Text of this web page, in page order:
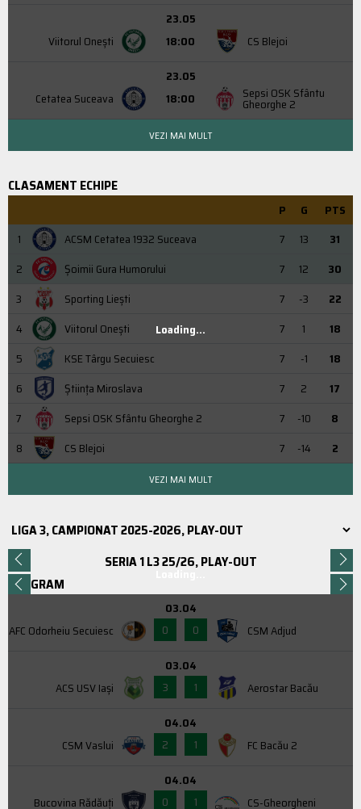
Viitorul Onești
23.05
18:00
CS Blejoi
Cetatea Suceava
23.05
18:00
Sepsi OSK Sfântu
Gheorghe 2
VEZI MAI MULT
CLASAMENT ECHIPE
P G
PTS
1
ACSM Cetatea 1932 Suceava 7 13
31
2
Şoimii Gura Humorului 7 12
30
3
Sporting Liești 7 -3
22
4
Viitorul Onești 7 1
18
5
KSE Târgu Secuiesc 7 -1
18
6
Știința Miroslava 7 2
17
7
Sepsi OSK Sfântu Gheorghe 2 7 -10
8
8
CS Blejoi 7 -14 2
Loading...
VEZI MAI MULT
SERIA 1 L3 25/26, PLAY-OUT
PROGRAM
AFC Odorheiu Secuiesc
03.04
0
0 CSM Adjud
ACS USV Iaşi
03.04
3
1 Aerostar Bacău
CSM Vaslui
04.04
2
1 FC Bacău 2
Bucovina Rădăuți
04.04
0
1 CS-Gheorgheni